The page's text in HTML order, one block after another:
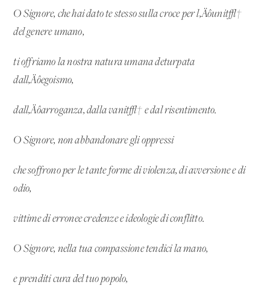
O Signore, che hai dato te stesso sulla croce per l‚Äôunit√†
del genere umano,
ti offriamo la nostra natura umana deturpata
dall‚Äôegoismo,
dall‚Äôarroganza, dalla vanit√† e dal risentimento.
O Signore, non abbandonare gli oppressi
che soffrono per le tante forme di violenza, di avversione e di
odio,
vittime di erronee credenze e ideologie di conflitto.
O Signore, nella tua compassione tendici la mano,
e prenditi cura del tuo popolo,